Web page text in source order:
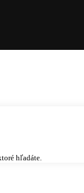
hľadáte.